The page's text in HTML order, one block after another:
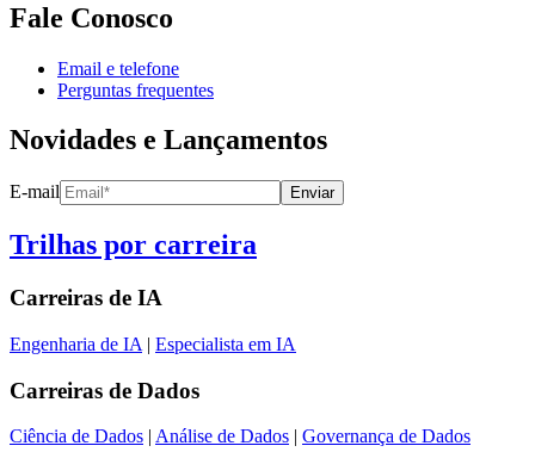
Fale Conosco
Email e telefone
Perguntas frequentes
Novidades e Lançamentos
E-mail Enviar
Trilhas por carreira
Carreiras de IA
Engenharia de IA | Especialista em IA
Carreiras de Dados
Ciência de Dados | Análise de Dados | Governança de Dados